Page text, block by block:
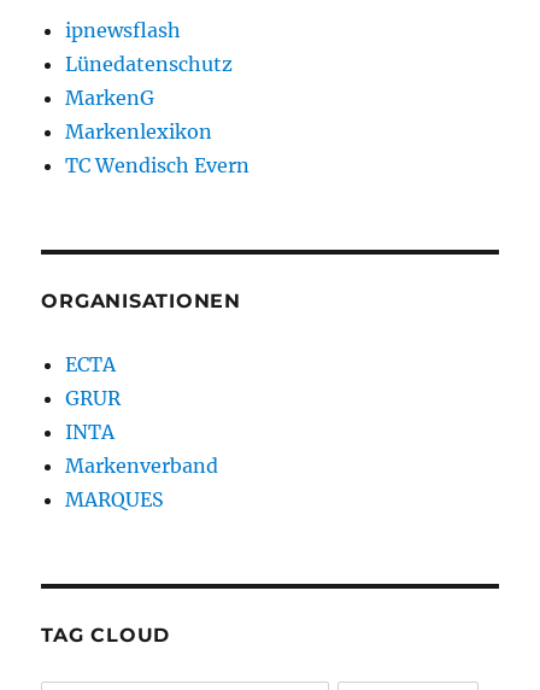
ipnewsflash
Lünedatenschutz
MarkenG
Markenlexikon
TC Wendisch Evern
ORGANISATIONEN
ECTA
GRUR
INTA
Markenverband
MARQUES
TAG CLOUD